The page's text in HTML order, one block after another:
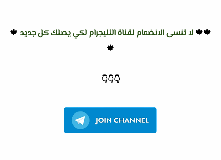
🍁🍁 لا تنسى الانضمام لقناة التليجرام لكي يصلك كل جديد 🍁
🍁
👇
👇
👇